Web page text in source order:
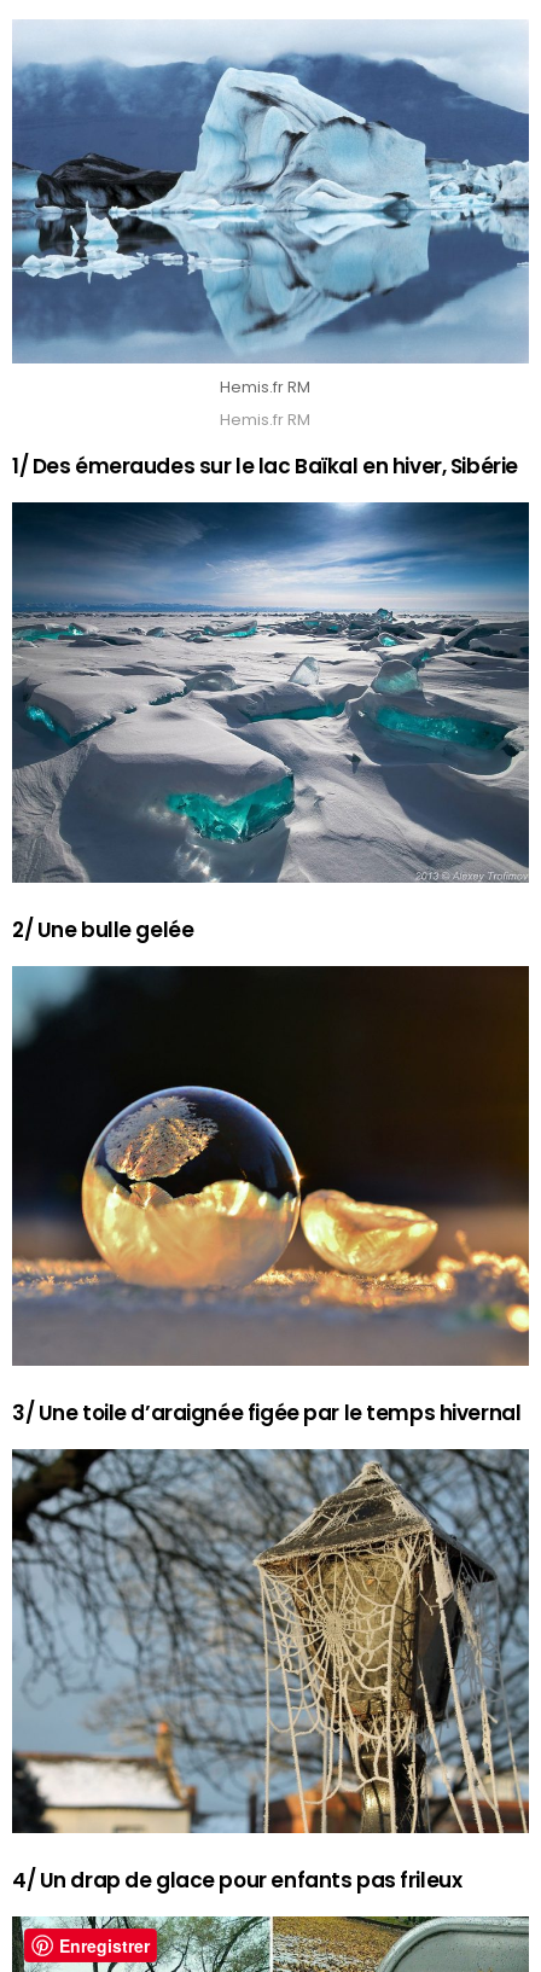
Hemis.fr RM
Hemis.fr RM
1/ Des émeraudes sur le lac Baïkal en hiver, Sibérie
2/ Une bulle gelée
3/ Une toile d’araignée figée par le temps hivernal
4/ Un drap de glace pour enfants pas frileux
Enregistrer